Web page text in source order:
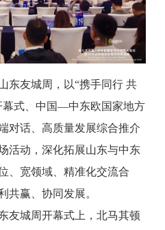
东友城周，以“携手同行 共
幕式、中国—中东欧国家地方
对话、高质量发展综合推介
活动，深化拓展山东与中东
、宽领域、精准化交流合
共赢、协同发展。
友城周开幕式上，北马其顿